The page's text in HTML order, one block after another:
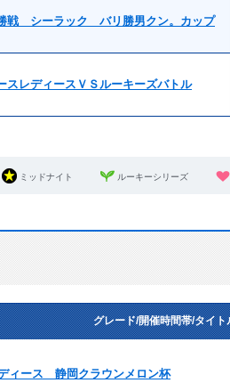
戦 シーラック バリ勝男クン。カップ
スレディースＶＳルーキーズバトル
ミッドナイト ルーキーシリーズ
グレード/開催時間帯/タイト
ィース 静岡クラウンメロン杯